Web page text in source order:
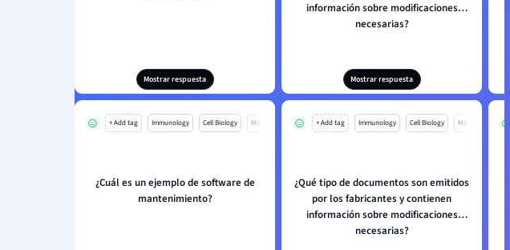
Mostrar respuesta
información sobre modificaciones
necesarias?
Mostrar respuesta
+ Add tag Immunology Cell Biology Mo
¿Cuál es un ejemplo de software de
mantenimiento?
+ Add tag Immunology Cell Biology Mo
¿Qué tipo de documentos son emitidos
por los fabricantes y contienen
información sobre modificaciones
necesarias?